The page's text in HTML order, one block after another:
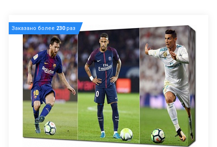
Заказано более 230раз